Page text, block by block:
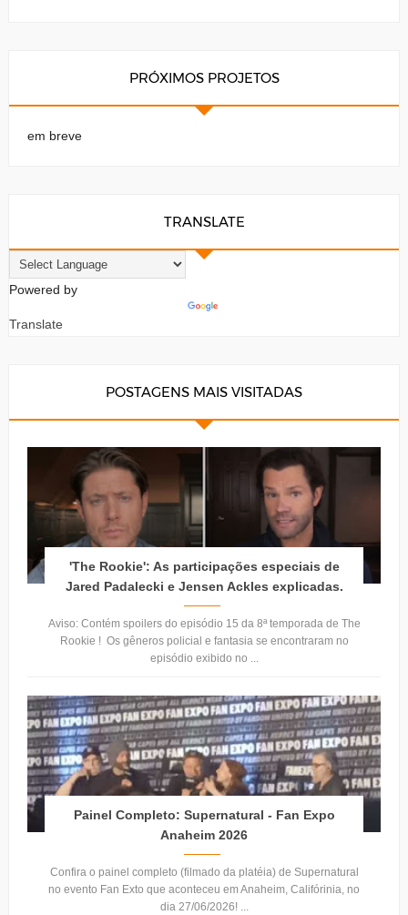
PRÓXIMOS PROJETOS
em breve
TRANSLATE
Powered by
Translate
POSTAGENS MAIS VISITADAS
'The Rookie': As participações especiais de
Jared Padalecki e Jensen Ackles explicadas.
Aviso: Contém spoilers do episódio 15 da 8ª temporada de The
Rookie ! Os gêneros policial e fantasia se encontraram no
episódio exibido no ...
Painel Completo: Supernatural - Fan Expo
Anaheim 2026
Confira o painel completo (filmado da platéia) de Supernatural
no evento Fan Exto que aconteceu em Anaheim, Califórinia, no
dia 27/06/2026! ...